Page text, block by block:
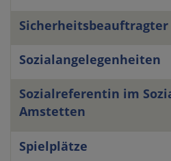
Sicherheitsbeauftragter
Sozialangelegenheiten
Sozialreferentin im
Amstetten
Spielplätze